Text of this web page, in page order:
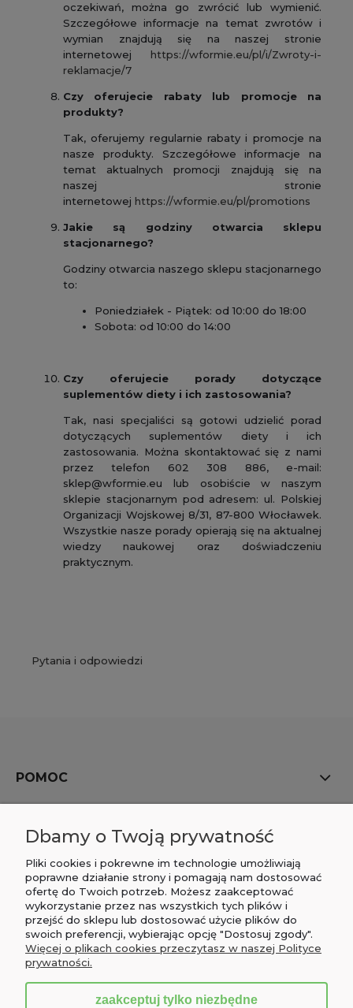
oczekiwań, można go zwrócić lub wymienić.
Szczegółowe informacje na temat zwrotów i
wymian znajdują się na naszej stronie
internetowej https://wformie.eu/pl/i/Zwroty-i-
reklamacje/7
Czy oferujecie rabaty lub promocje na
produkty?
Tak, oferujemy regularnie rabaty i promocje na
nasze produkty. Szczegółowe informacje na
temat aktualnych promocji znajdują się na
naszej stronie
internetowej https://wformie.eu/pl/promotions
Jakie są godziny otwarcia sklepu
stacjonarnego?
Godziny otwarcia naszego sklepu stacjonarnego
to:
Poniedziałek - Piątek: od 10:00 do 18:00
Sobota: od 10:00 do 14:00
Czy oferujecie porady dotyczące
suplementów diety i ich zastosowania?
Tak, nasi specjaliści są gotowi udzielić porad
dotyczących suplementów diety i ich
zastosowania. Można skontaktować się z nami
przez telefon 602 308 886, e-mail:
sklep@wformie.eu lub osobiście w naszym
sklepie stacjonarnym pod adresem: ul. Polskiej
Organizacji Wojskowej 8/31, 87-800 Włocławek.
Wszystkie nasze porady opierają się na aktualnej
wiedzy naukowej oraz doświadczeniu
praktycznym.
Pytania i odpowiedzi
POMOC
INFORMACJE
O NAS
Dbamy o Twoją prywatność
Pliki cookies i pokrewne im technologie umożliwiają
poprawne działanie strony i pomagają nam dostosować
ofertę do Twoich potrzeb. Możesz zaakceptować
wykorzystanie przez nas wszystkich tych plików i
przejść do sklepu lub dostosować użycie plików do
swoich preferencji, wybierając opcję "Dostosuj zgody".
Więcej o plikach cookies przeczytasz w naszej Polityce
prywatności.
zaakceptuj tylko niezbędne